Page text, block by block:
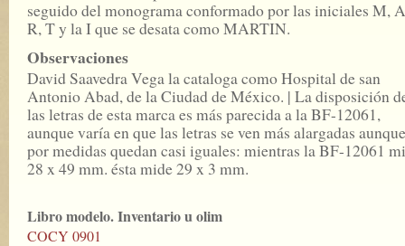
seguido del monograma conformado por las iniciales M,
R, T y la I que se desata como MARTIN.
Observaciones
David Saavedra Vega la cataloga como Hospital de san
Antonio Abad, de la Ciudad de México. | La disposición
las letras de esta marca es más parecida a la BF-12061,
aunque varía en que las letras se ven más alargadas aunque
por medidas quedan casi iguales: mientras la BF-12061
28 x 49 mm. ésta mide 29 x 3 mm.
Libro modelo. Inventario u olim
COCY 0901